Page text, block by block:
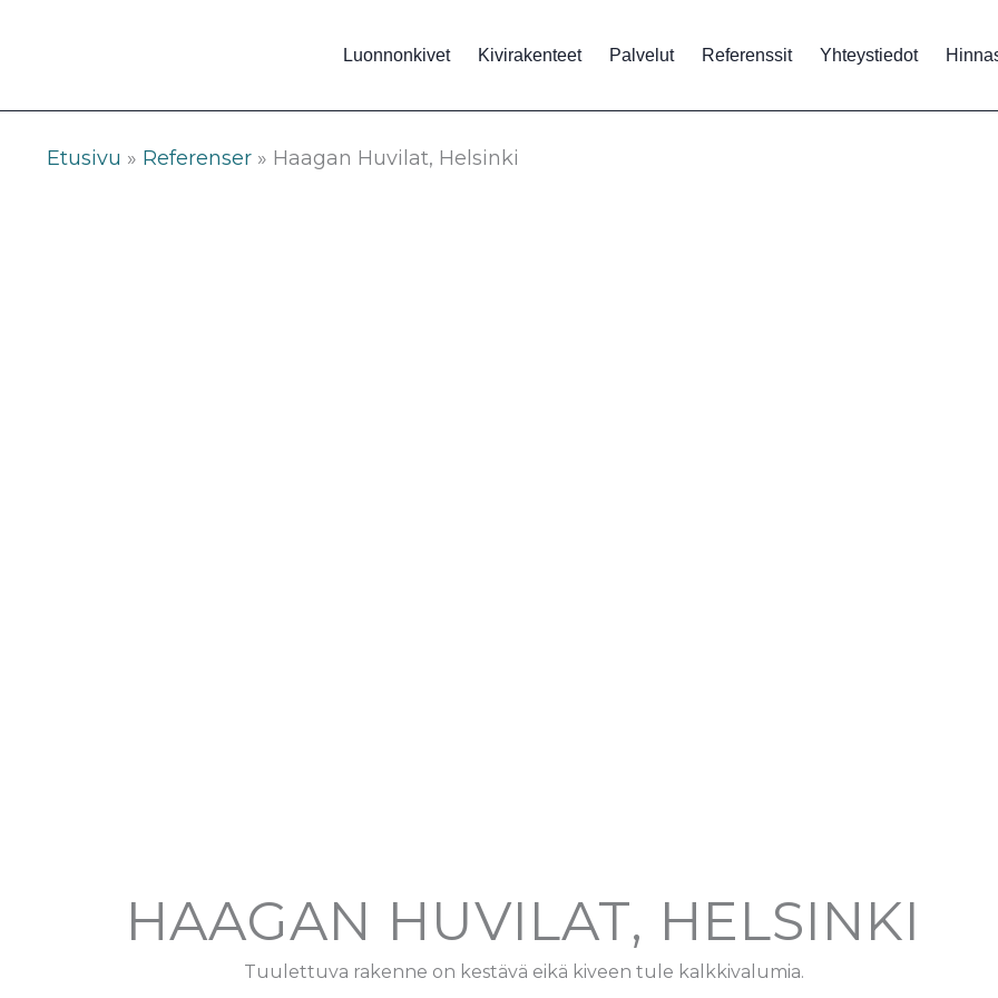
Luonnonkivet Kivirakenteet Palvelut Referenssit Yhteystiedot
Etusivu » Referenser » Haagan Huvilat, Helsinki
HAAGAN HUVILAT, HELSINKI
Tuulettuva rakenne on kestävä eikä kiveen tule kalkkivalumia.